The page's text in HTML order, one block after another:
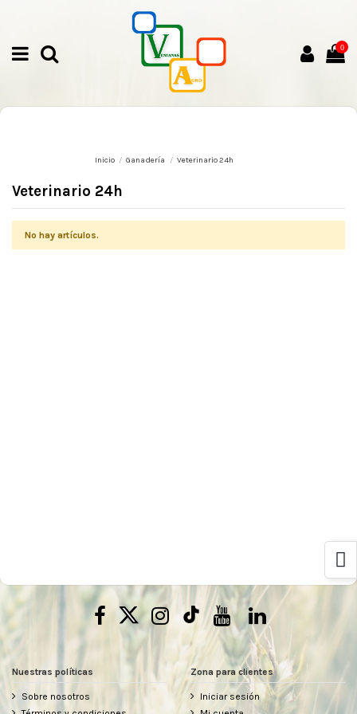
0
Inicio Ganadería Veterinario 24h
Veterinario 24h
No hay artículos.
Nuestras políticas
Sobre nosotros
Zona para clientes
Iniciar sesión